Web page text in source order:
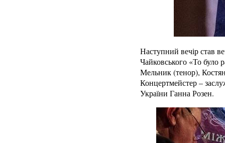
Наступний вечір став
Чайковського «То було
Мельник (тенор),
Концертмейстер –
України Ганна Розен.